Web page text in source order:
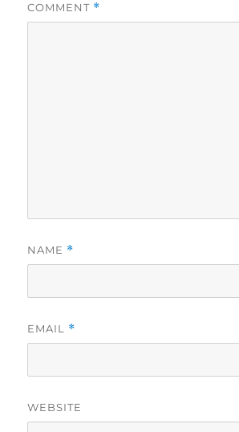
COMMENT *
NAME *
EMAIL *
WEBSITE